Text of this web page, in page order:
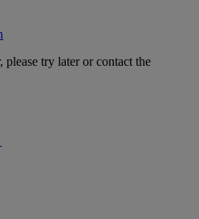
please try later or contact the